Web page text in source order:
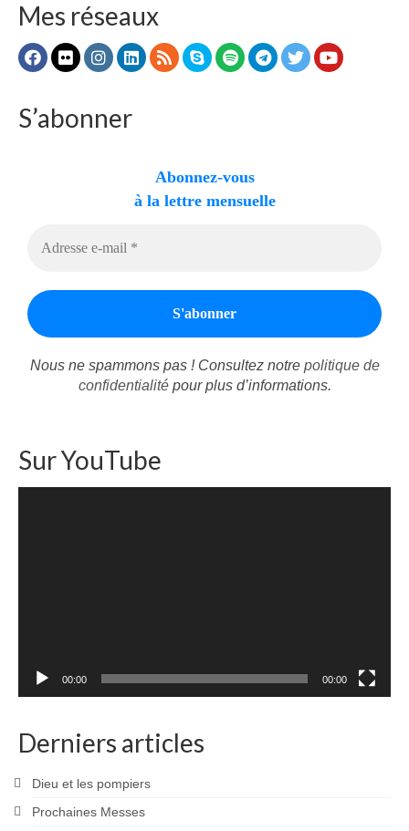
Mes réseaux
S’abonner
Abonnez-vous
à la lettre mensuelle
Nous ne spammons pas ! Consultez notre politique de
confidentialitépour plus d’informations.
Sur YouTube
00:00 00:00
Derniers articles
Dieu et les pompiers
Prochaines Messes